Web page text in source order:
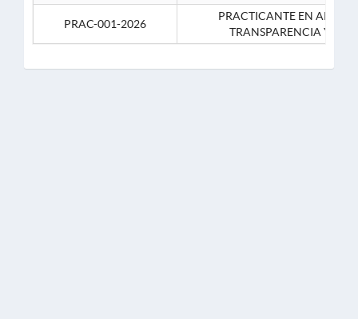
PRAC-001-2026
PRACTICANTE EN APOYO
TRANSPARENCIA Y